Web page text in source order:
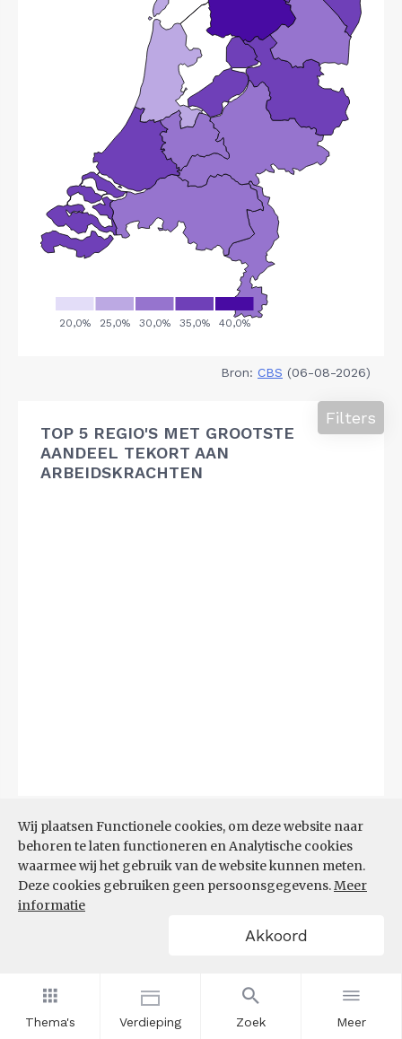
Thema's Verdieping Zoek Meer
Wij plaatsen Functionele cookies, om deze website naar
behoren te laten functioneren en Analytische cookies
waarmee wij het gebruik van de website kunnen meten.
Deze cookies gebruiken geen persoonsgegevens.Meer
informatie
Akkoord
Bron: CBS (06-08-2026)
TOP 5 REGIO'S MET GROOTSTE
AANDEEL TEKORT AAN
ARBEIDSKRACHTEN
Filters
TOP 10 REGIO'S MET KLEINSTE
AANDEEL TEKORT AAN
ARBEIDSKRACHTEN
Filters